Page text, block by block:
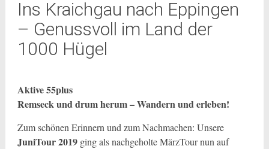
Ins Kraichgau nach Eppingen
– Genussvoll im Land der
1000 Hügel
Aktive 55plus
Remseck und drum herum – Wandern und erleben!
Zum schönen Erinnern und zum Nachmachen: Unsere
JuniTour 2019ging als nachgeholte MärzTour nun auf